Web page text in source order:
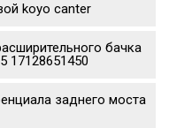
koyo canter
бачка
17128651450
заднего моста